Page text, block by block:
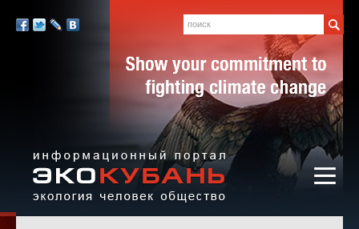
человек,
общество
Мы
Поиск